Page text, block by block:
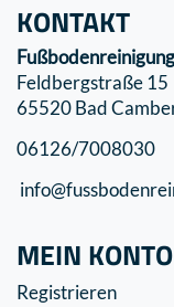
KONTAKT
Feldbergstraße 15
65520 Bad
06126/7008030
MEIN KONTO
Registrieren